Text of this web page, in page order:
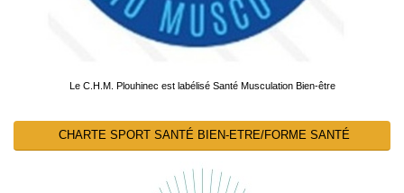
Le C.H.M. Plouhinec est labélisé Santé Musculation Bien-être
CHARTE SPORT SANTÉ BIEN-ETRE/FORME SANTÉ